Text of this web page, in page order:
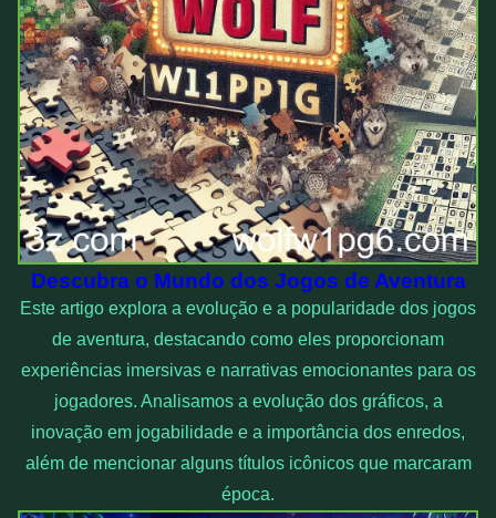
Descubra o Mundo dos Jogos de Aventura
Este artigo explora a evolução e a popularidade dos jogos
de aventura, destacando como eles proporcionam
experiências imersivas e narrativas emocionantes para os
jogadores. Analisamos a evolução dos gráficos, a
inovação em jogabilidade e a importância dos enredos,
além de mencionar alguns títulos icônicos que marcaram
época.